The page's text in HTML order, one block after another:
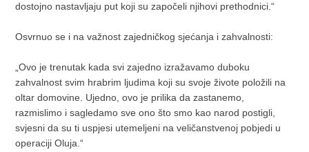
dostojno nastavljaju put koji su započeli njihovi prethodnici.“
Osvrnuo se i na važnost zajedničkog sjećanja i zahvalnosti:
„Ovo je trenutak kada svi zajedno izražavamo duboku
zahvalnost svim hrabrim ljudima koji su svoje živote položili na
oltar domovine. Ujedno, ovo je prilika da zastanemo,
razmislimo i sagledamo sve ono što smo kao narod postigli,
svjesni da su ti uspjesi utemeljeni na veličanstvenoj pobjedi u
operaciji Oluja.“